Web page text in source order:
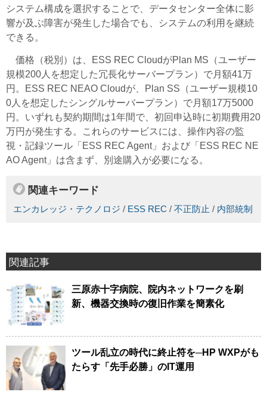
システム構成を選択することで、データセンター全体に影
響が及ぶ障害が発生した場合でも、システムの利用を継続
できる。
価格（税別）は、ESS REC CloudがPlan MS（ユーザー
規模200人を想定した冗長化サーバープラン）で月額41万
円。ESS REC NEAO Cloudが、Plan SS（ユーザー規模10
0人を想定したシングルサーバープラン）で月額17万5000
円。いずれも契約期間は1年間で、初回申込時に初期費用20
万円が発生する。これらのサービスには、操作内容の監
視・記録ツール「ESS REC Agent」および「ESS REC NE
AO Agent」は含まず、別途購入が必要になる。
関連キーワード
エンカレッジ・テクノロジ / ESS REC / 不正防止 / 内部統制
関連記事
三原赤十字病院、院内ネットワークを刷
新、機器交換時の復旧作業を簡素化
ツール乱立の時代に終止符を─HP WXPがも
たらす「先手必勝」のIT運用